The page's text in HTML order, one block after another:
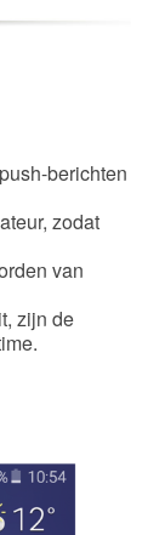
berichten
zodat
van
zijn de